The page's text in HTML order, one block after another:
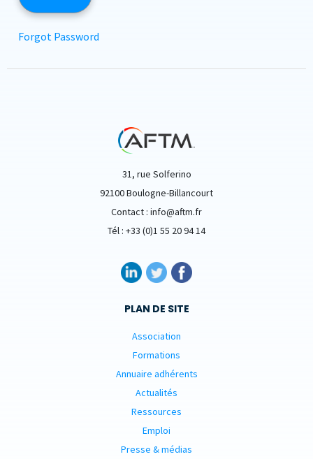
Forgot Password
31, rue Solferino
92100 Boulogne-Billancourt
Contact : info@aftm.fr
Tél : +33 (0)1 55 20 94 14
PLAN DE SITE
Association
Formations
Annuaire adhérents
Actualités
Ressources
Emploi
Presse & médias